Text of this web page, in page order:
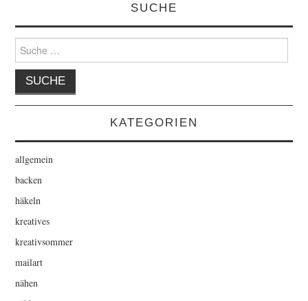
SUCHE
nach:
KATEGORIEN
allgemein
backen
häkeln
kreatives
kreativsommer
mailart
nähen